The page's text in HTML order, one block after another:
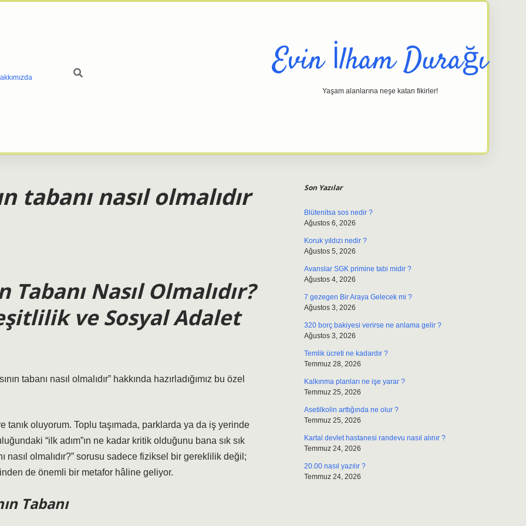
Evin İlham Durağı
Yaşam alanlarına neşe katan fikirler!
tabanı nasıl olmalıdır
Tabanı Nasıl Olmalıdır?
ve Sosyal Adalet
tabanı nasıl olmalıdır” hakkında hazırladığımız bu özel
tanık oluyorum. Toplu taşımada, parklarda ya da iş yerinde
“ilk adım”ın ne kadar kritik olduğunu bana sık sık
nasıl olmalıdır?” sorusu sadece fiziksel bir gereklilik değil;
de önemli bir metafor hâline geliyor.
Tabanı
Son Yazılar
Blütenitsa sos nedir ?
Ağustos 6, 2026
Koruk yıldızı nedir ?
Ağustos 5, 2026
Avanslar SGK primine tabi midir ?
Ağustos 4, 2026
7 gezegen Bir Araya Gelecek mi ?
Ağustos 3, 2026
320 borç bakiyesi verirse ne anlama gelir ?
Ağustos 3, 2026
Temlik ücreti ne kadardır ?
Temmuz 28, 2026
Kalkınma planları ne işe yarar ?
Temmuz 25, 2026
Asetilkolin arttığında ne olur ?
Temmuz 25, 2026
Kartal devlet hastanesi randevu nasıl alınır ?
Temmuz 24, 2026
20.00 nasıl yazılır ?
Temmuz 24, 2026